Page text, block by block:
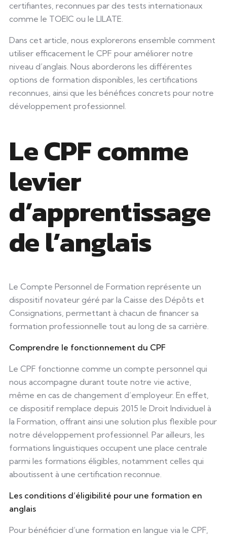
certifiantes, reconnues par des tests internationaux
comme le TOEIC ou le LILATE.
Dans cet article, nous explorerons ensemble comment
utiliser efficacement le CPF pour améliorer notre
niveau d’anglais. Nous aborderons les différentes
options de formation disponibles, les certifications
reconnues, ainsi que les bénéfices concrets pour notre
développement professionnel.
Le CPF comme
levier
d’apprentissage
de l’anglais
Le Compte Personnel de Formation représente un
dispositif novateur géré par la Caisse des Dépôts et
Consignations, permettant à chacun de financer sa
formation professionnelle tout au long de sa carrière.
Comprendre le fonctionnement du CPF
Le CPF fonctionne comme un compte personnel qui
nous accompagne durant toute notre vie active,
même en cas de changement d’employeur. En effet,
ce dispositif remplace depuis 2015 le Droit Individuel à
la Formation, offrant ainsi une solution plus flexible pour
notre développement professionnel. Par ailleurs, les
formations linguistiques occupent une place centrale
parmi les formations éligibles, notamment celles qui
aboutissent à une certification reconnue.
Les conditions d’éligibilité pour une formation en
anglais
Pour bénéficier d’une formation en langue via le CPF,